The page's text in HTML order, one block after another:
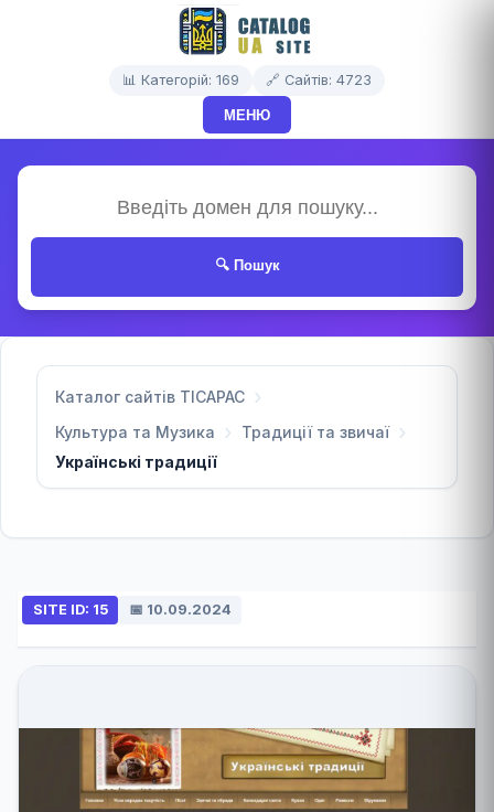
📊 Категорій: 169 🔗 Сайтів: 4723
МЕНЮ
🔍 Пошук
Каталог сайтів TICAPAC
Культура та Музика
Традиції та звичаї
Українські традиції
SITE ID: 15 📅 10.09.2024